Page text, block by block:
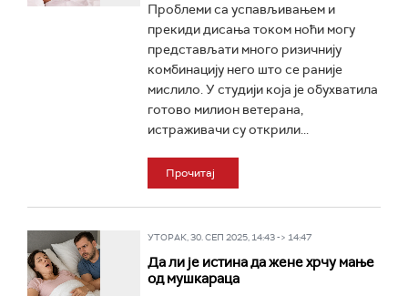
Проблеми са успављивањем и
прекиди дисања током ноћи могу
представљати много ризичнију
комбинацију него што се раније
мислило. У студији која је обухватила
готово милион ветерана,
истраживачи су открили...
Прочитај
УТОРАК, 30. СЕП 2025, 14:43 -> 14:47
Да ли је истина да жене хрчу мање
од мушкараца